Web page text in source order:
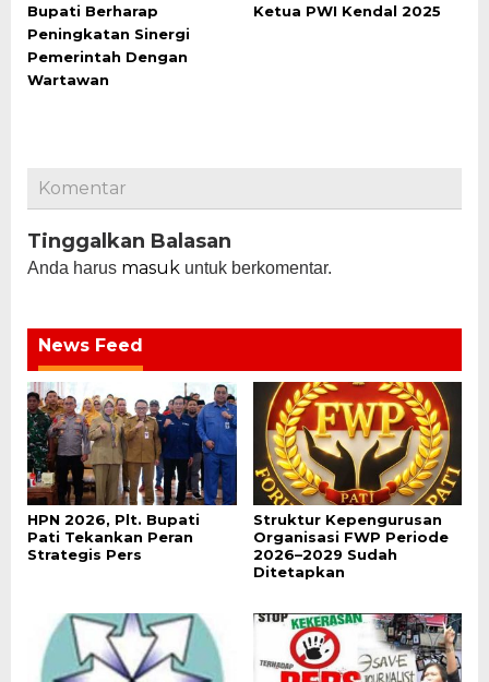
Bupati Berharap
Peningkatan Sinergi
Pemerintah Dengan
Wartawan
Ketua PWI Kendal 2025
Komentar
Tinggalkan Balasan
Anda harus masuk untuk berkomentar.
News Feed
HPN 2026, Plt. Bupati
Pati Tekankan Peran
Strategis Pers
Struktur Kepengurusan
Organisasi FWP Periode
2026–2029 Sudah
Ditetapkan